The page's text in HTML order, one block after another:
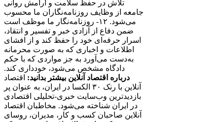
تلاش در حفظ سلامت و آرامش روانی
جامعه از وظایف روزنامه‌نگاران ما محسوب
می‌شود. ۱۲- روزنامه‌نگار ما موظف است
ضمن دفاع از آزادی خبر و تفسیر و انتقاد،
اسرار حرفه‌ای خود را حفظ کند و از افشای
اطلاعات و اخباری که به صورت محرمانه
به‌دست می‌آورد به جز مواردی که با حکم
دادگاه مشخص می‌شود، خودداری کند.
درباره اقتصاد آنلاین بیشتر بدانید: اقتصاد
آنلاین با رنک ۳۰ الکسا در ایران، به عنوان پر
بازدیدترین وب‌سایت خبری-تحلیلی اقتصادی
در ایران شناخته می‌شود. مخاطبان اقتصاد
آنلاین صاحبان کسب و کار، مدیران، روسای